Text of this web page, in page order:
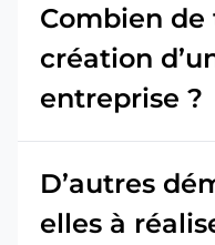
Combien
création
entreprise ?
D’autres
elles à